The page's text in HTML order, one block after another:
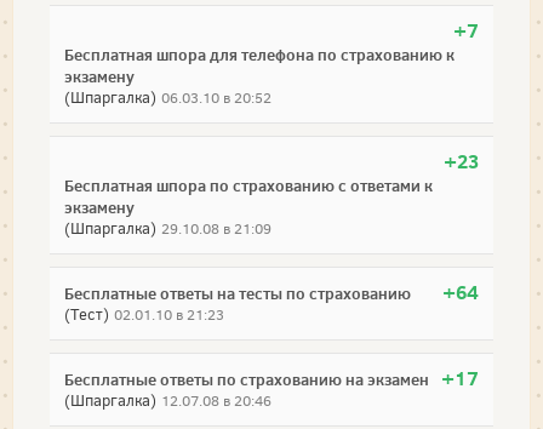
+7
Бесплатная шпора для телефона по страхованию к
экзамену
(Шпаргалка) 06.03.10 в 20:52
+23
Бесплатная шпора по страхованию с ответами к
экзамену
(Шпаргалка) 29.10.08 в 21:09
+64
Бесплатные ответы на тесты по страхованию
(Тест) 02.01.10 в 21:23
+17
Бесплатные ответы по страхованию на экзамен
(Шпаргалка) 12.07.08 в 20:46